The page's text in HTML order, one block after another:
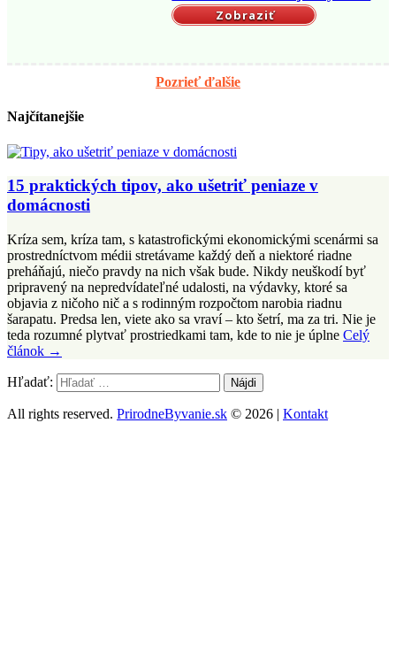
Zobraziť
Pozrieť ďalšie
Najčítanejšie
15 praktických tipov, ako ušetriť peniaze v
domácnosti
Kríza sem, kríza tam, s katastrofickými ekonomickými scenármi sa
prostredníctvom médii stretávame každý deň a niektoré riadne
preháňajú, niečo pravdy na nich však bude. Nikdy neuškodí byť
pripravený na nepredvídateľné udalosti, na výdavky, ktoré sa
objavia z ničoho nič a s rodinným rozpočtom narobia riadnu
šarapatu. Predsa len, viete ako sa vraví – kto šetrí, ma za tri. Nie je
teda rozumné plytvať prostriedkami tam, kde to nie je úplne Celý
článok →
Hľadať:
All rights reserved. PrirodneByvanie.sk © 2026 | Kontakt